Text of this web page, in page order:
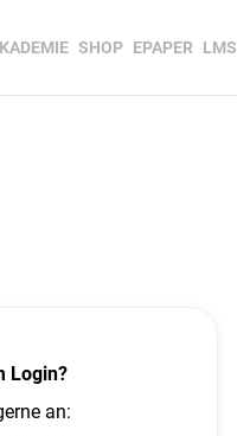
SHOP EPAPER LMS
Login?
an: